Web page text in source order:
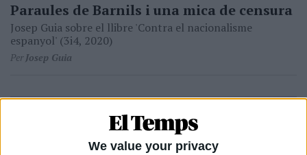
We value your privacy
Paraules de Barnils i una mica de censura
Josep Guia sobre el llibre 'Contra el nacionalisme
espanyol' (3i4, 2020)
PerJosep Guia